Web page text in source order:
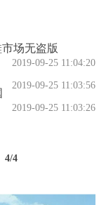
场无盗版
2019-09-25 11:04:20
2019-09-25 11:03:56
2019-09-25 11:03:26
4/4